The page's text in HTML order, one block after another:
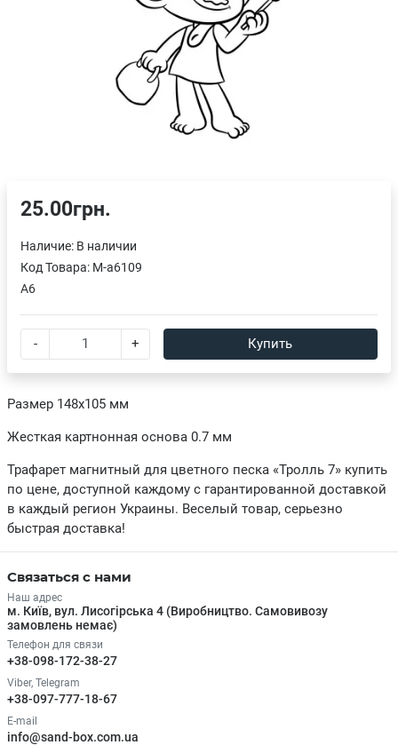
Размер 148х105 мм
Жесткая картнонная основа 0.7 мм
Трафарет магнитный для цветного песка «Тролль 7» купить
по цене, доступной каждому с гарантированной доставкой
в каждый регион Украины. Веселый товар, серьезно
быстрая доставка!
25.00грн.
Наличие: В наличии
Код Товара: M-a6109
A6
- + Купить
Связаться с нами
Наш адрес
м. Київ, вул. Лисогірська 4 (Виробництво. Самовивозу
замовлень немає)
Телефон для связи
+38-098-172-38-27
Viber, Telegram
+38-097-777-18-67
E-mail
info@sand-box.com.ua